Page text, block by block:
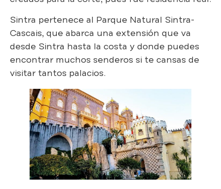
Sintra pertenece al Parque Natural Sintra-
Cascais, que abarca una extensión que va
desde Sintra hasta la costa y donde puedes
encontrar muchos senderos si te cansas de
visitar tantos palacios.